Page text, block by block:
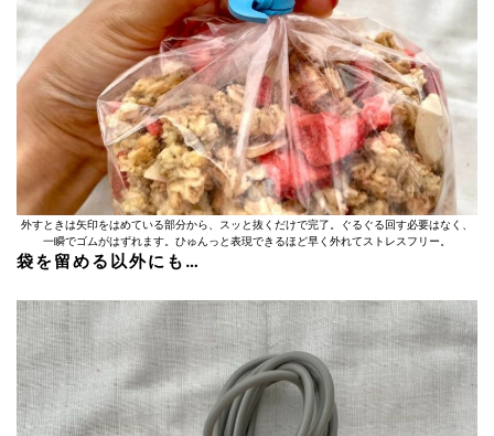
外すときは矢印をはめている部分から、スッと抜くだけで完了。ぐるぐる回す必要はなく、
一瞬でゴムがはずれます。ひゅんっと表現できるほど早く外れてストレスフリー。
袋を留める以外にも…